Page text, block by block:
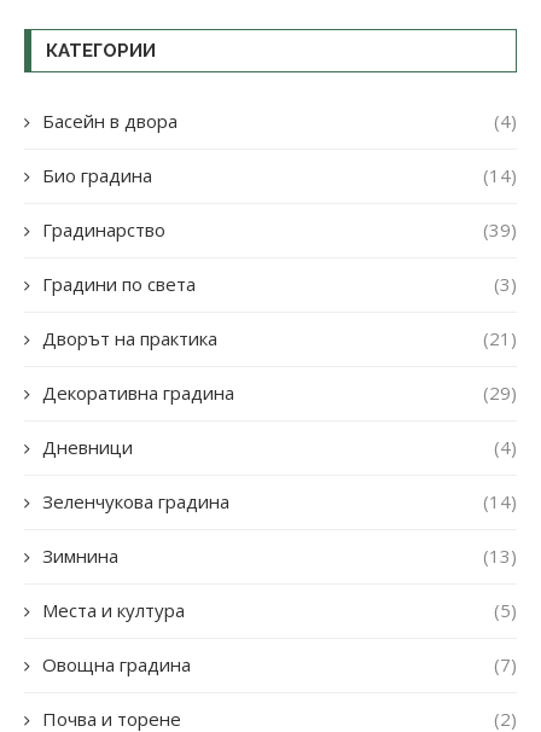
КАТЕГОРИИ
Басейн в двора (4)
Био градина (14)
Градинарство (39)
Градини по света (3)
Дворът на практика (21)
Декоративна градина (29)
Дневници (4)
Зеленчукова градина (14)
Зимнина (13)
Места и култура (5)
Овощна градина (7)
Почва и торене (2)